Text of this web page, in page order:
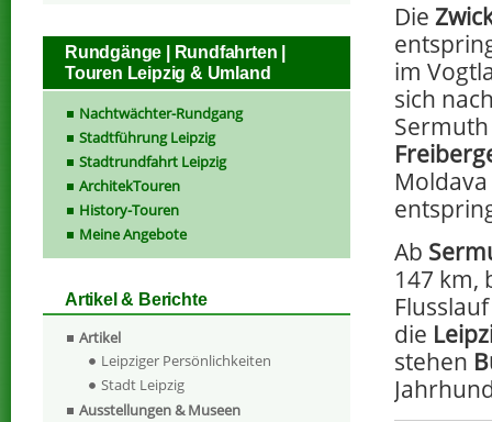
Die
im
sich
Ab
147 km,
die
stehen
Rundgänge | Rundfahrten |
Touren Leipzig & Umland
Nachtwächter-Rundgang
Stadtführung Leipzig
Stadtrundfahrt Leipzig
ArchitekTouren
History-Touren
Meine Angebote
Artikel & Berichte
Artikel
Leipziger Persönlichkeiten
Stadt Leipzig
Ausstellungen & Museen